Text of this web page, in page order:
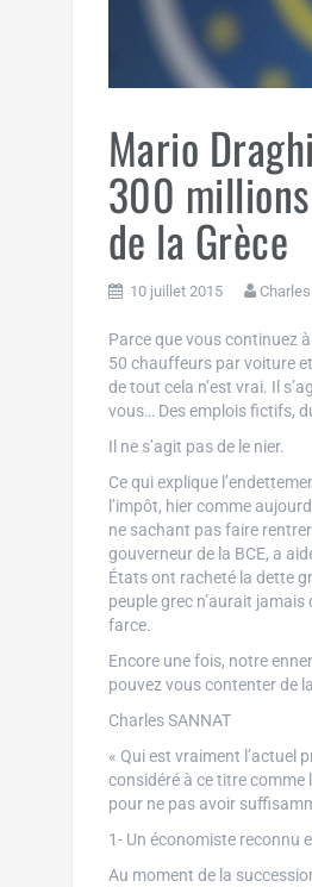
Mario
300
de la Grèce
10 juillet 2015 Charles
Parce que vous continuez
50 chauffeurs par voiture
de tout cela n’est vrai. Il
vous… Des emplois fictifs,
Il ne s’agit pas de le nier.
Ce qui explique
l’impôt, hier comme
ne sachant pas faire
gouverneur de la BCE, a
États ont racheté la dette
peuple grec n’aurait
farce.
Encore une fois, notre
pouvez vous contenter de
Charles SANNAT
« Qui est vraiment l’actuel
considéré à ce titre comme
pour ne pas avoir
1- Un économiste reconnu
Au moment de la